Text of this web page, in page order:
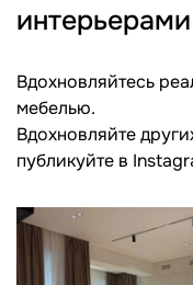
Вдохновляйтесь
мебелью.
Вдохновляйте
публикуйте в